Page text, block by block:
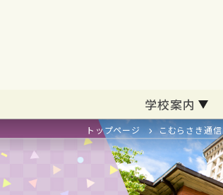
学校案内
トップページ こむらさき通信